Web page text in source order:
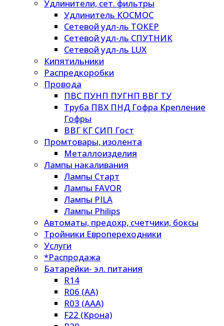
Удлинители, сет. фильтры
Удлинитель КОСМОС
Сетевой удл-ль ТОКЕР
Сетевой удл-ль СПУТНИК
Сетевой удл-ль LUX
Кипятильники
Распредкоробки
Провода
ПВС ПУНП ПУГНП ВВГ ТУ
Труба ПВХ ПНД Гофра Крепление
Гофры
ВВГ КГ СИП Гост
Промтовары, изолента
Металлоизделия
Лампы накаливания
Лампы Старт
Лампы FAVOR
Лампы PILA
Лампы Philips
Автоматы, предохр, счетчики, боксы
Тройники Европереходники
Услуги
*Распродажа
Батарейки- эл. питания
R14
R06 (AA)
R03 (AAA)
F22 (Крона)